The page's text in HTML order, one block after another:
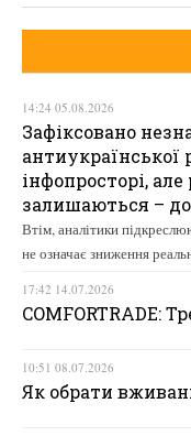
14:24 05.08.2026
Зафіксовано
інфопросторі,
залишаються –
Втім, аналітики
не означає зниження
17:42 14.07.2026
COMFORTRADE:
10:51 08.07.2026
Як обрати